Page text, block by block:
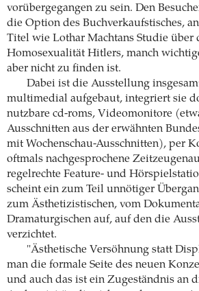
vorübergegangen zu sein. Den
die Option des Buchverkaufstisches,
Titel wie Lothar Machtans Studie über
Homosexualität Hitlers, manch
aber nicht zu finden ist.
Dabei ist die Ausstellung
multimedial aufgebaut, integriert sie
nutzbare cd-roms, Videomonitore
Ausschnitten aus der erwähnten
mit Wochenschau-Ausschnitten), per
oftmals nachgesprochene
regelrechte Feature- und
scheint ein zum Teil unnötiger
zum Ästhetizistischen, vom
Dramaturgischen auf, auf den die
verzichtet.
"Ästhetische Versöhnung statt
man die formale Seite des neuen
und auch das ist ein Zugeständnis an